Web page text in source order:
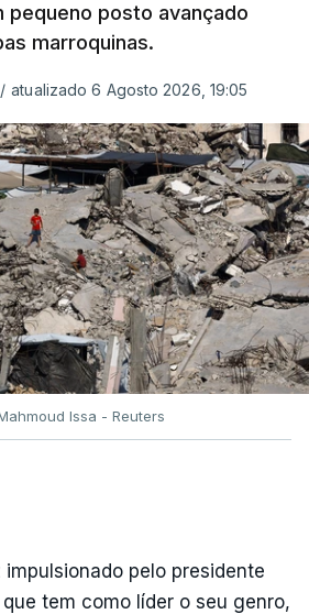
pequeno posto avançado
marroquinas.
/ atualizado 6 Agosto 2026, 19:05
Issa - Reuters
impulsionado pelo presidente
tem como líder o seu genro,